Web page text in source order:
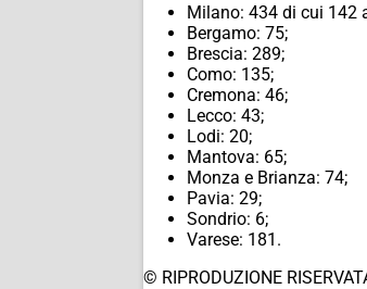
Milano: 434 di cui 142
Bergamo: 75;
Brescia: 289;
Como: 135;
Cremona: 46;
Lecco: 43;
Lodi: 20;
Mantova: 65;
Monza e Brianza: 74;
Pavia: 29;
Sondrio: 6;
Varese: 181.
© RIPRODUZIONE